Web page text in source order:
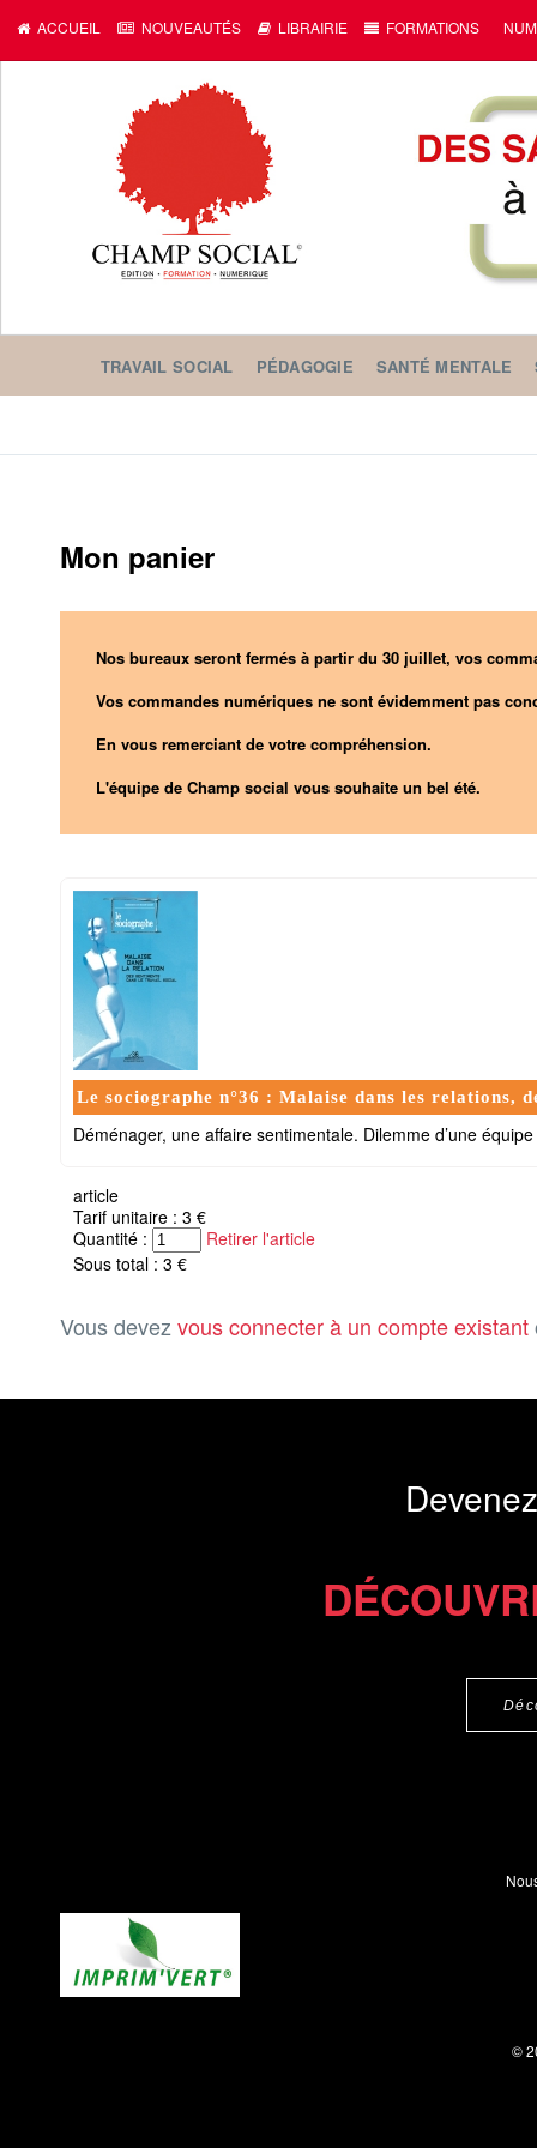
ACCUEIL NOUVEAUTÉS LIBRAIRIE FORMATIONS
TRAVAIL SOCIAL PÉDAGOGIE SANTÉ MENTALE
Mon panier
Nos bureaux seront fermés à partir du 30 juillet, vos
Vos commandes numériques ne sont évidemment pas
En vous remerciant de votre compréhension.
L'équipe de Champ social vous souhaite un bel été.
Le sociographe n°36 : Malaise dans les relations,
Déménager, une affaire sentimentale. Dilemme d’une
article
Tarif unitaire : 3 €
Quantité :
Retirer l'article
Sous total : 3 €
Vous devez vous connecter à un compte existant
©